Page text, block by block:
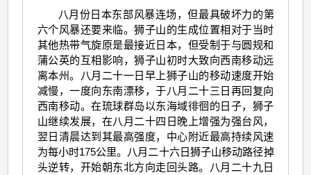
八月份日本东部风暴连场，但最具破坏力的第
六个风暴还要来临。狮子山的生成位置相对于当时
其他热带气旋原是最接近日本，但受制于与圆规和
蒲公英的互相影响，狮子山初时大致向西南移动远
离本州。八月二十一日早上狮子山的移动速度开始
减慢，一度向东南漂移，于八月二十三日再回复向
西南移动。在琉球群岛以东海域徘徊的日子，狮子
山继续发展，在八月二十四日晚上增强为强台风，
翌日清晨达到其最高强度，中心附近最高持续风速
为每小时175公里。八月二十六日狮子山移动路径掉
头逆转，开始朝东北方向走回头路。八月二十九日